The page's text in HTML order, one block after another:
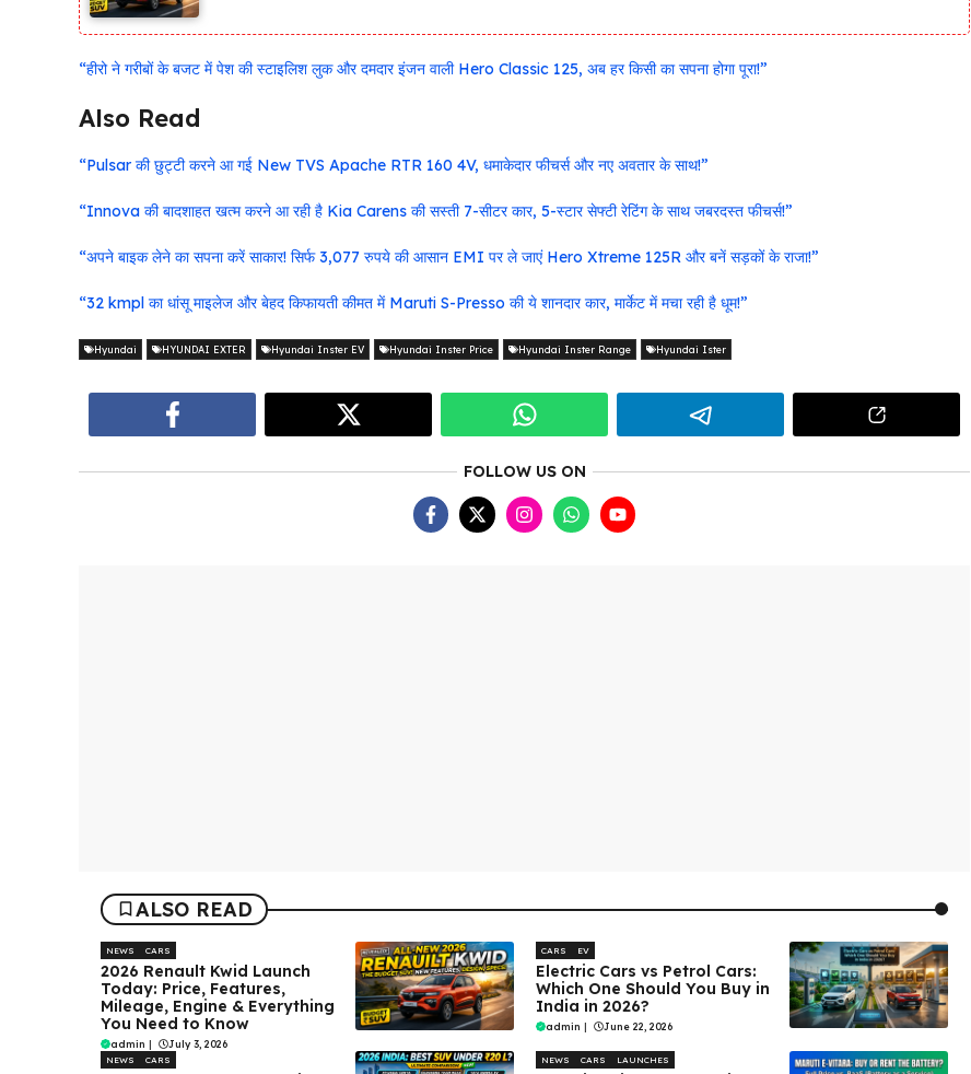
“हीरो ने गरीबों के बजट में पेश की स्टाइलिश लुक और दमदार इंजन वाली Hero Classic 125, अब हर किसी का सपना होगा पूरा!”
Also Read
“Pulsar की छुट्टी करने आ गई New TVS Apache RTR 160 4V, धमाकेदार फीचर्स और नए अवतार के साथ!”
“Innova की बादशाहत खत्म करने आ रही है Kia Carens की सस्ती 7-सीटर कार, 5-स्टार सेफ्टी रेटिंग के साथ जबरदस्त फीचर्स!”
“अपने बाइक लेने का सपना करें साकार! सिर्फ 3,077 रुपये की आसान EMI पर ले जाएं Hero Xtreme 125R और बनें सड़कों के राजा!”
“32 kmpl का धांसू माइलेज और बेहद किफायती कीमत में Maruti S-Presso की ये शानदार कार, मार्केट में मचा रही है धूम!”
Hyundai HYUNDAI EXTER Hyundai Inster EV Hyundai Inster Price Hyundai Inster Range Hyundai Ister
FOLLOW US ON
ALSO READ
NEWS CARS
2026 Renault Kwid Launch
Today: Price, Features,
Mileage, Engine & Everything
You Need to Know
admin | July 3, 2026
CARS EV
Electric Cars vs Petrol Cars:
Which One Should You Buy in
India in 2026?
admin | June 22, 2026
NEWS CARS NEWS CARS LAUNCHES